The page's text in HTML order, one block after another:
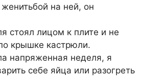
на ней, он
стоял лицом к плите и не
крышке кастрюли.
напряженная неделя, я
себе яйца или разогреть